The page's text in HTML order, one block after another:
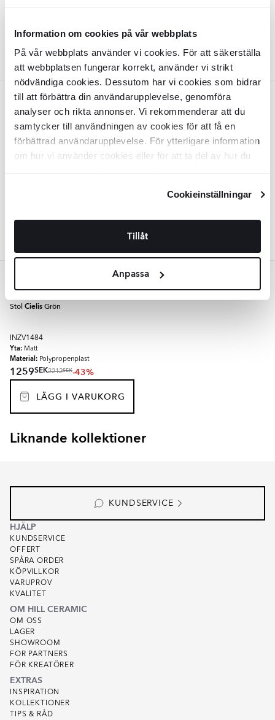
Information om cookies på vår webbplats
På vår webbplats använder vi cookies. För att säkerställa
att webbplatsen fungerar korrekt, använder vi strikt
nödvändiga cookies. Dessutom har vi cookies som bidrar
till att förbättra din användarupplevelse, genomföra
analyser och rikta annonser. Vi rekommenderar att du
samtycker till användningen av cookies för att få en
förbättrad användarupplevelse. För ytterligare information
om hur vi använder cookies eller för att ta del av hur du
Cookieinställningar
Tillåt
Anpassa
LÄGG I VARUKORG
Vit
StolCielisVit
INZV1483
Grön
Stol CielisGrön
INZV1484
Yta: Matt
Material: Polypropenplast
1259SEK2212SEK-43%
LÄGG I VARUKORG
Liknande kollektioner
SKADI
KUNDSERVICE
HJÄLP
KUNDSERVICE
OFFERT
SPÅRA ORDER
KÖPVILLKOR
VARUPROV
KVALITET
OM HILL CERAMIC
OM OSS
LAGER
SHOWROOM
FOR PARTNERS
FÖR KREATÖRER
EXTRAS
INSPIRATION
KOLLEKTIONER
TIPS & RÅD